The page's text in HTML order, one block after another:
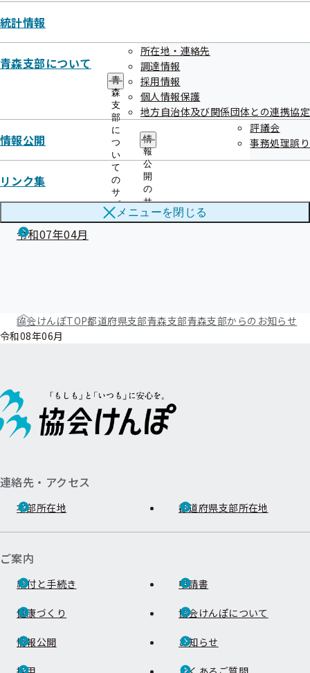
統計情報
青森支部について
青
森
支
部
に
つ
い
て
の
サ
ブ
メ
所在地・連絡先
調達情報
採用情報
個人情報保護
地方自治体及び関係団体との連携協定
情報公開
情
報
公
開
の
サ
ブ
メ
評議会
事務処理誤り
リンク集
メニューを閉じる
令和07年12月
令和07年11月
令和07年10月
令和07年06月
令和07年05月
令和07年04月
協会けんぽTOP都道府県支部青森支部青森支部からのお知らせ
令和08年06月
連絡先・アクセス
本部所在地 都道府県支部所在地
ご案内
給付と手続き 申請書
健康づくり 協会けんぽについて
情報公開 お知らせ